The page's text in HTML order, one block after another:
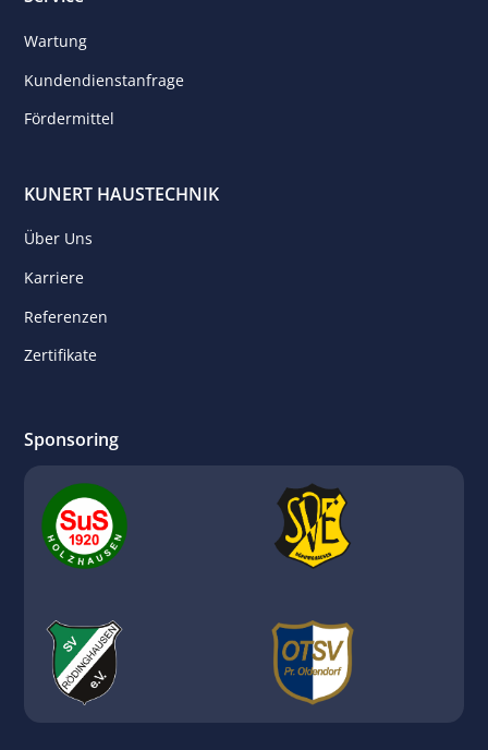
Wartung
Kunden­dienst­anfrage
Fördermittel
KUNERT HAUSTECHNIK
Über Uns
Karriere
Referenzen
Zertifikate
Sponsoring